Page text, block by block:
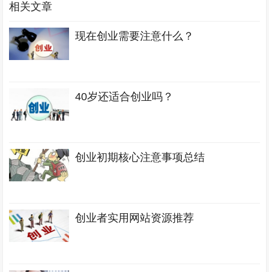
相关文章
现在创业需要注意什么？
40岁还适合创业吗？
创业初期核心注意事项总结
创业者实用网站资源推荐